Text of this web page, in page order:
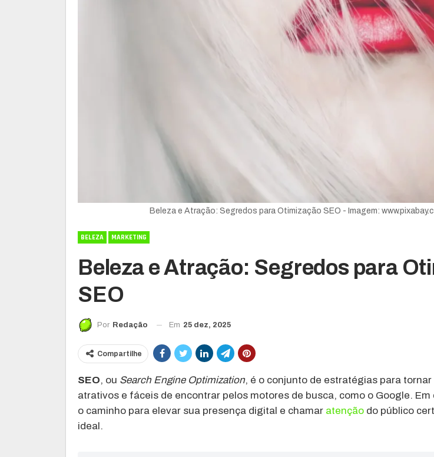
Beleza e Atração: Segredos para Otimização SEO - Imagem:
BELEZA MARKETING
Beleza e Atração: Segredos para
SEO
Por Redação Em 25 dez, 2025
Compartilhe
SEO, ou Search Engine Optimization, é o conjunto de estratégias para
atrativos e fáceis de encontrar pelos motores de busca, como o Google. Em
o caminho para elevar sua presença digital e chamar atenção do público
ideal.